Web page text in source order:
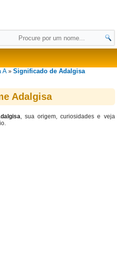
A »Significado de Adalgisa
Adalgisa
, sua origem, curiosidades e veja